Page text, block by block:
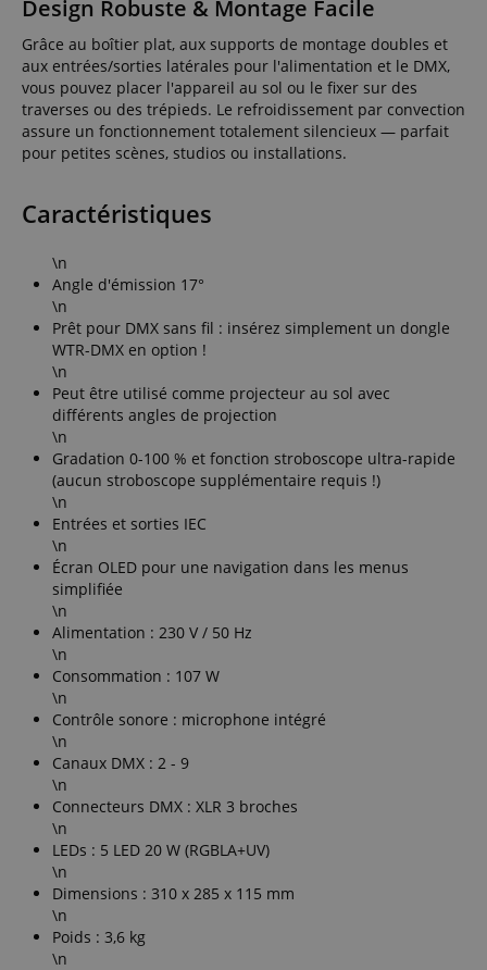
Design Robuste & Montage Facile
Grâce au boîtier plat, aux supports de montage doubles et
aux entrées/sorties latérales pour l'alimentation et le DMX,
vous pouvez placer l'appareil au sol ou le fixer sur des
traverses ou des trépieds. Le refroidissement par convection
assure un fonctionnement totalement silencieux — parfait
pour petites scènes, studios ou installations.
Caractéristiques
\n
Angle d'émission 17°
\n
Prêt pour DMX sans fil : insérez simplement un dongle
WTR-DMX en option !
\n
Peut être utilisé comme projecteur au sol avec
différents angles de projection
\n
Gradation 0-100 % et fonction stroboscope ultra-rapide
(aucun stroboscope supplémentaire requis !)
\n
Entrées et sorties IEC
\n
Écran OLED pour une navigation dans les menus
simplifiée
\n
Alimentation : 230 V / 50 Hz
\n
Consommation : 107 W
\n
Contrôle sonore : microphone intégré
\n
Canaux DMX : 2 - 9
\n
Connecteurs DMX : XLR 3 broches
\n
LEDs : 5 LED 20 W (RGBLA+UV)
\n
Dimensions : 310 x 285 x 115 mm
\n
Poids : 3,6 kg
\n